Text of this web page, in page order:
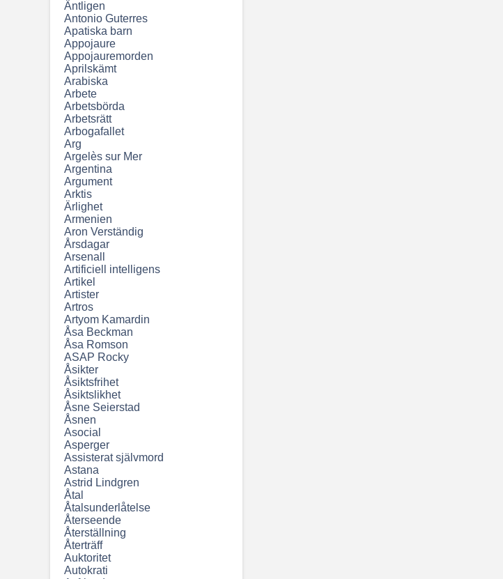
Äntligen
Antonio Guterres
Apatiska barn
Appojaure
Appojauremorden
Aprilskämt
Arabiska
Arbete
Arbetsbörda
Arbetsrätt
Arbogafallet
Arg
Argelès sur Mer
Argentina
Argument
Arktis
Ärlighet
Armenien
Aron Verständig
Årsdagar
Arsenall
Artificiell intelligens
Artikel
Artister
Artros
Artyom Kamardin
Åsa Beckman
Åsa Romson
ASAP Rocky
Åsikter
Åsiktsfrihet
Åsiktslikhet
Åsne Seierstad
Åsnen
Asocial
Asperger
Assisterat självmord
Astana
Astrid Lindgren
Åtal
Åtalsunderlåtelse
Återseende
Återställning
Återträff
Auktoritet
Autokrati